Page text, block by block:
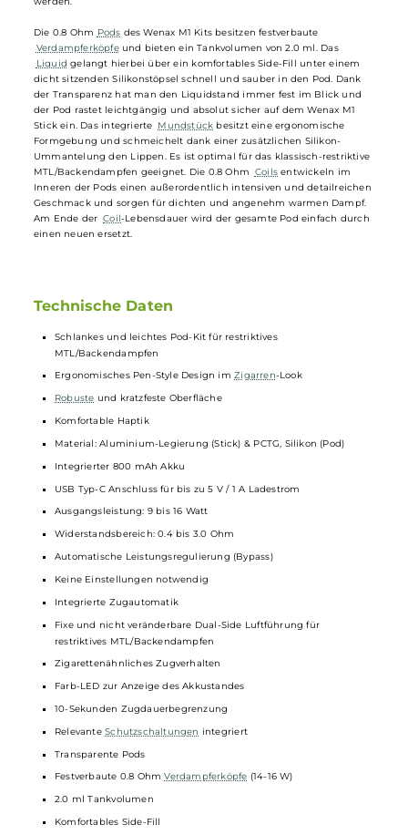
bieten hat. Die integrierte Zugautomatik, die einen Feuertaster
überflüssig macht, erledigt hierbei ihre Aufgabe präzise und
zuverlässig. Das Wenax M1 Kit bietet in Verbindung mit der nicht
justierbaren Dual-Side Airflow, mit ihren zwei gegenüberliegenden
Einzelbohrungen, ein restriktives MTL Zugverhalten, nahe dem einer
echten Tabakzigarette. Dies wird insbesondere Rauchern den
Umstieg auf die E-Zigarette erleichtern!
Eine Farb-LED am Stick informiert bei jedem Zug über den
Akkustand des handlichen Kits und über den USB Typ-C Port an der
Unterseite kann der Akku mit bis zu 1 A zügig wieder aufgeladen
werden.
Die 0.8 OhmPodsdes Wenax M1 Kits besitzen festverbaute
Verdampferköpfe
der Pod rastet leichtgängig und absolut sicher auf dem Wenax M1
Formgebung und schmeichelt dank einer zusätzlichen Silikon-
Ummantelung den Lippen. Es ist optimal für das klassisch-
MTL/Backendampfen geeignet. Die 0.8 Ohm Coils
Geschmack und sorgen für dichten und angenehm warmen Dampf.
Am Ende der Coil-Lebensdauer wird der gesamte Pod einfach
einen neuen ersetzt.
Technische Daten
Schlankes und leichtes Pod-Kit für restriktives
Ergonomisches Pen-Style Design im
Robusteund kratzfeste Oberfläche
Komfortable Haptik
Material: Aluminium-Legierung (Stick) & PCTG, Silikon (Pod)
Ausgangsleistung: 9 bis 16 Watt
Widerstandsbereich: 0.4 bis 3.0 Ohm
Automatische Leistungsregulierung (Bypass)
Keine Einstellungen notwendig